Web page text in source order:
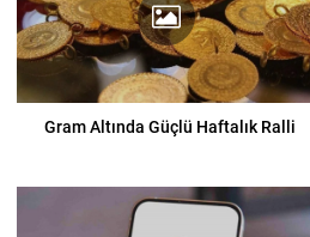
Gram Altında Güçlü Haftalık Ralli